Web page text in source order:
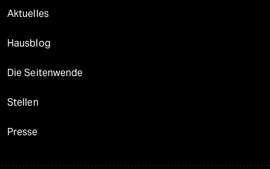
Aktuelles
Hausblog
Die Seitenwende
Stellen
Presse